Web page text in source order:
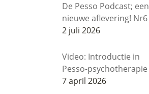
De Pesso Podcast; een
nieuwe aflevering! Nr6
2 juli 2026
Video: Introductie in
Pesso-psychotherapie
7 april 2026